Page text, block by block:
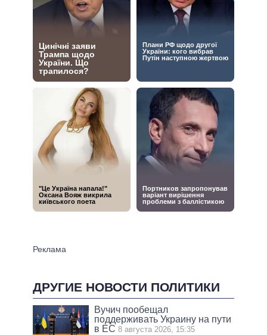
ДРУГИЕ НОВОСТИ ПОЛИТИКИ
Вучич пообещал
поддерживать Украину на пути
в ЕС 8 августа 2026, 15:35